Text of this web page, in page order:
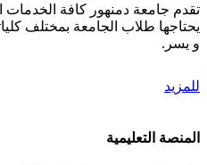
تقدم جامعة دمنهور كافة الخدمات
يحتاجها طلاب الجامعة بمختلف
و يسر.
للمزيد
المنصة التعليمية